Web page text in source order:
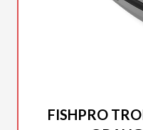
FISHPRO